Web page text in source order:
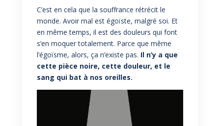
C’est en cela que la souffrance rétrécit le
monde. Avoir mal est égoïste, malgré soi. Et
en même temps, il est des douleurs qui font
s’en moquer totalement. Parce que même
l’égoïsme, alors, ça n’existe pas. Il n’y a que
cette pièce noire, cette douleur, et le
sang qui bat à nos oreilles.